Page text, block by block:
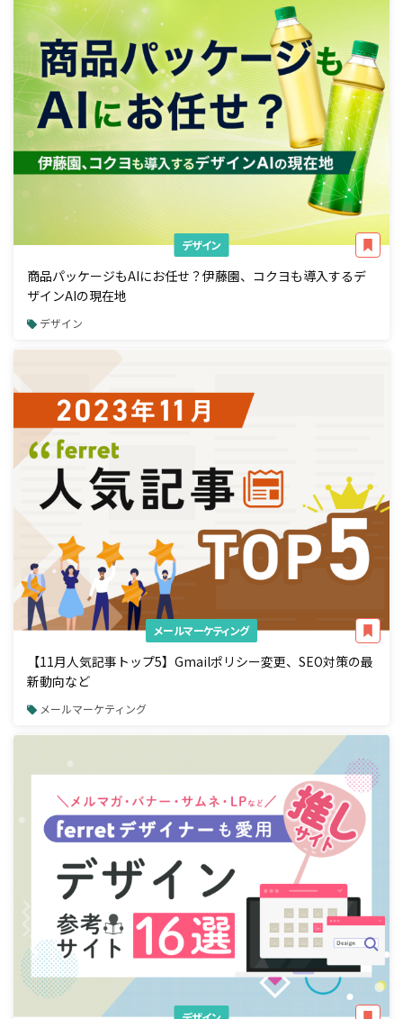
デザイン
商品パッケージもAIにお任せ？伊藤園、コクヨも導入するデ
ザインAIの現在地
デザイン
メールマーケティング
【11月人気記事トップ5】Gmailポリシー変更、SEO対策の最
新動向など
メールマーケティング